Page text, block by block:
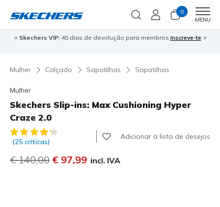
0
MENU
⭐ Skechers VIP:45 dias de devolução para membros Inscreve-te ⭐
Mulher Calçado Sapatilhas Sapatilhas
Mulher
Skechers Slip-ins: Max Cushioning Hyper
Craze 2.0
4$6 de 5 – Classificação do cliente
(25 críticas)
Adicionar à lista de desejos
Preço com desconto de
€ 140,00 para
€ 97,99 incl. IVA